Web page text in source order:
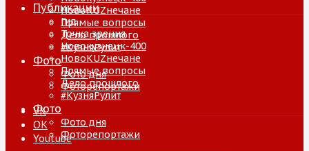
НовоKUZнечане
Прямые вопросы
Дело прошлого
#КузняРулит
Фото
Фото дня
Фоторепортажи
VK
ОК
Youtube
Публикации
Гид
Точка зрения
Новокузнецк-400
НовоKUZнечане
Прямые вопросы
Дело прошлого
#КузняРулит
Фото
Фото дня
Фоторепортажи